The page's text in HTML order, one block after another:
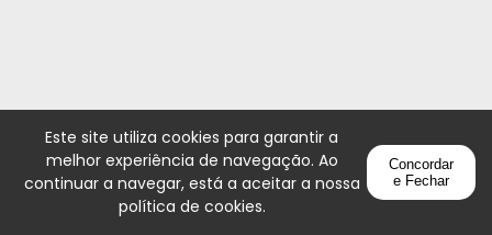
Este site utiliza cookies para garantir a
melhor experiência de navegação. Ao
continuar a navegar, está a aceitar a nossa
política de cookies.
Concordar
e Fechar